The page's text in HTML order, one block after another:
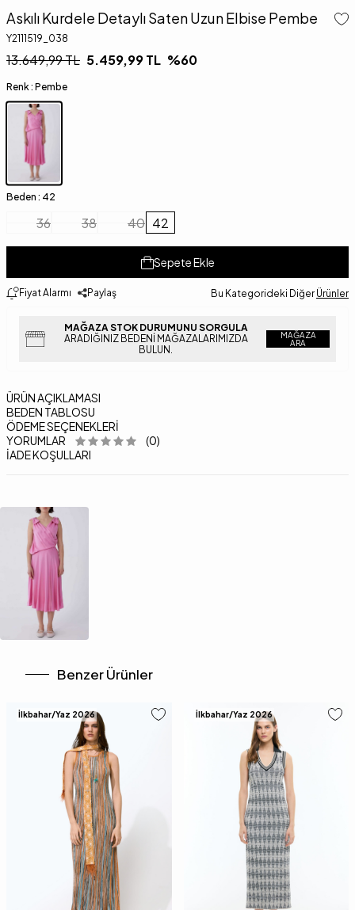
Askılı Kurdele Detaylı Saten Uzun Elbise Pembe
Y2111519_038
13.649,99TL 5.459,99TL %60
Renk : Pembe
Beden : 42
36 38 40 42
Sepete Ekle
Fiyat Alarmı Paylaş Bu Kategorideki Diğer Ürünler
MAĞAZA STOK DURUMUNU SORGULA
ARADIĞINIZ BEDENI MAĞAZALARIMIZDA
BULUN.
MAĞAZA
ARA
ÜRÜN AÇIKLAMASI
BEDEN TABLOSU
ÖDEME SEÇENEKLERI
YORUMLAR
(0)
İADE KOŞULLARI
Benzer Ürünler
İlkbahar/Yaz 2026 İlkbahar/Yaz 2026